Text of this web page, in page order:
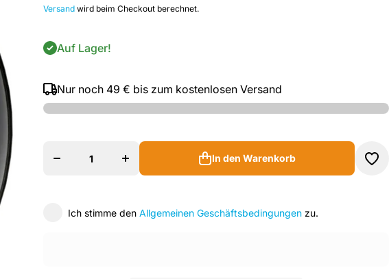
Versandwird beim Checkout berechnet.
Auf Lager!
Nur noch 49 € bis zum kostenlosen Versand
- Batman
Universe
Batman
-
In den Warenkorb
Ich stimme den Allgemeinen Geschäftsbedingungenzu.